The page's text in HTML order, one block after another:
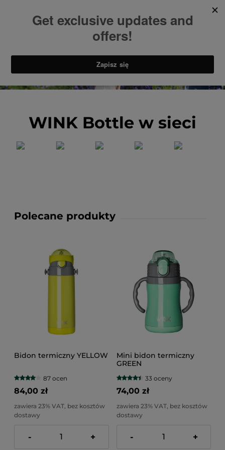
WINK Bottle w sieci
Polecane produkty
Bidon termiczny YELLOW
87 ocen
84,00 zł
zawiera 23% VAT, bez kosztów
dostawy
- +
Mini bidon termiczny
GREEN
33 oceny
74,00 zł
zawiera 23% VAT, bez kosztów
dostawy
- +